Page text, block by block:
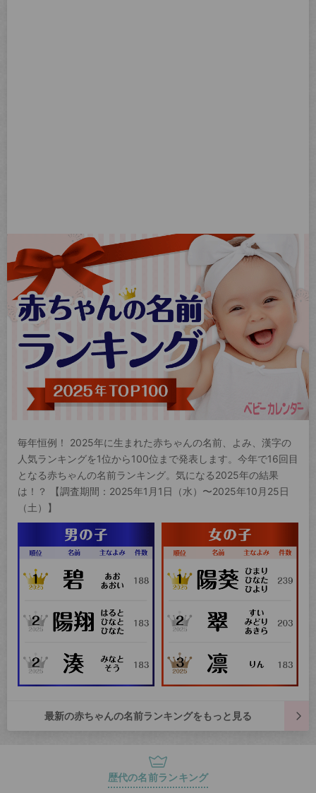
毎年恒例！ 2025年に生まれた赤ちゃんの名前、よみ、漢字の
人気ランキングを1位から100位まで発表します。今年で16回目
となる赤ちゃんの名前ランキング。気になる2025年の結果
は！？ 【調査期間：2025年1月1日（水）〜2025年10月25日
（土）】
最新の赤ちゃんの名前ランキングをもっと見る
歴代の名前ランキング